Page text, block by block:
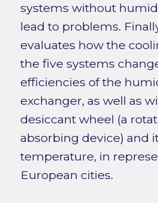
systems without
lead to problems.
evaluates how the
the five systems
efficiencies of the
exchanger, as well as
desiccant wheel (a
absorbing device) and
temperature, in
European cities.